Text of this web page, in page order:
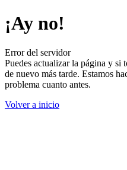
¡Ay no!
Error del servidor
Puedes actualizar la página y si
de nuevo más tarde. Estamos
problema cuanto antes.
Volver a inicio